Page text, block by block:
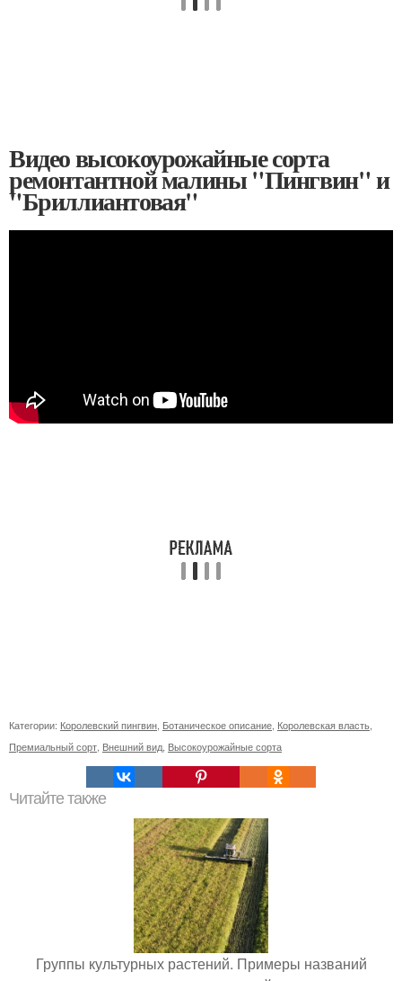
Видео высокоурожайные сорта
ремонтантной малины "Пингвин" и
"Бриллиантовая"
Категории: Королевский пингвин, Ботаническое описание, Королевская власть,
Премиальный сорт, Внешний вид, Высокоурожайные сорта
Читайте также
Группы культурных растений. Примеры названий